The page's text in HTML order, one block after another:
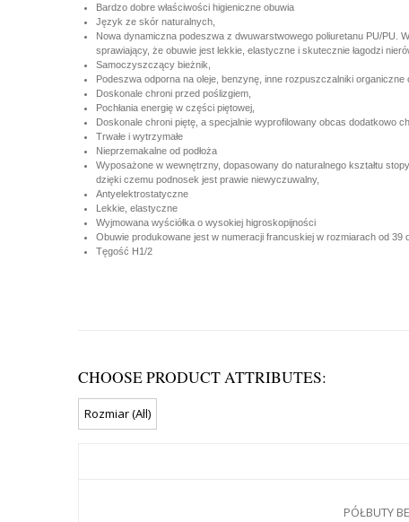
Bardzo dobre właściwości higieniczne obuwia
Język ze skór naturalnych,
Nowa dynamiczna podeszwa z dwuwarstwowego poliuretanu PU/PU.
sprawiający, że obuwie jest lekkie, elastyczne i skutecznie łagodzi
Samoczyszczący bieżnik,
Podeszwa odporna na oleje, benzynę, inne rozpuszczalniki
Doskonale chroni przed poślizgiem,
Pochłania energię w części piętowej,
Doskonale chroni piętę, a specjalnie wyprofilowany obcas dodatkowo
Trwałe i wytrzymałe
Nieprzemakalne od podłoża
Wyposażone w wewnętrzny, dopasowany do naturalnego kształtu
dzięki czemu podnosek jest prawie niewyczuwalny,
Antyelektrostatyczne
Lekkie, elastyczne
Wyjmowana wyściółka o wysokiej higroskopijności
Obuwie produkowane jest w numeracji francuskiej w rozmiarach od 39
Tęgość H1/2
CHOOSE PRODUCT ATTRIBUTES:
PÓŁBUTY